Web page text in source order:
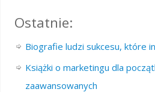
Ostatnie:
Biografie ludzi sukcesu, które
Książki o marketingu dla
zaawansowanych